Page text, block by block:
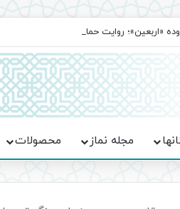
«اربعین»؛ روایت حماسه، استقامت و
مجله نماز محصولات